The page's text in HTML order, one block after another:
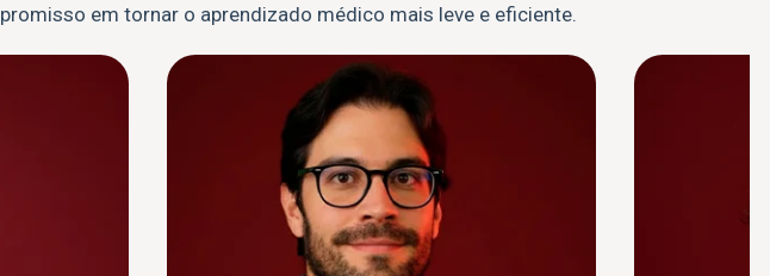
em tornar o aprendizado médico mais leve e eficiente.